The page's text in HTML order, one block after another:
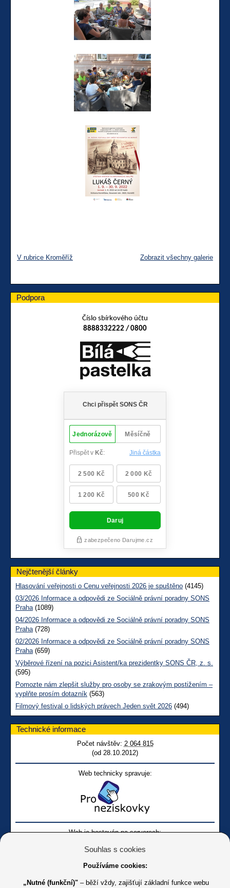
V rubrice Kroměříž Zobrazit všechny galerie
Podpora
Číslo sbírkového účtu
8888332222 / 0800
Nejčtenější články
Hlasování veřejnosti o Cenu veřejnosti 2026 je spuštěno (4145)
03/2026 Informace a odpovědi ze Sociálně právní poradny SONS
Praha(1089)
04/2026 Informace a odpovědi ze Sociálně právní poradny SONS
Praha(728)
02/2026 Informace a odpovědi ze Sociálně právní poradny SONS
Praha(659)
Výběrové řízení na pozici Asistent/ka prezidentky SONS ČR, z. s.
(595)
Pomozte nám zlepšit služby pro osoby se zrakovým postižením –
vyplňte prosím dotazník (563)
Filmový festival o lidských právech Jeden svět 2026 (494)
Technické informace
Počet návštěv: 2 064 815
(od 28.10.2012)
Web technicky spravuje:
Web je hostován na serverech:
Souhlas s cookies
Používáme cookies:
„Nutné (funkční)" – běží vždy, zajišťují základní funkce webu